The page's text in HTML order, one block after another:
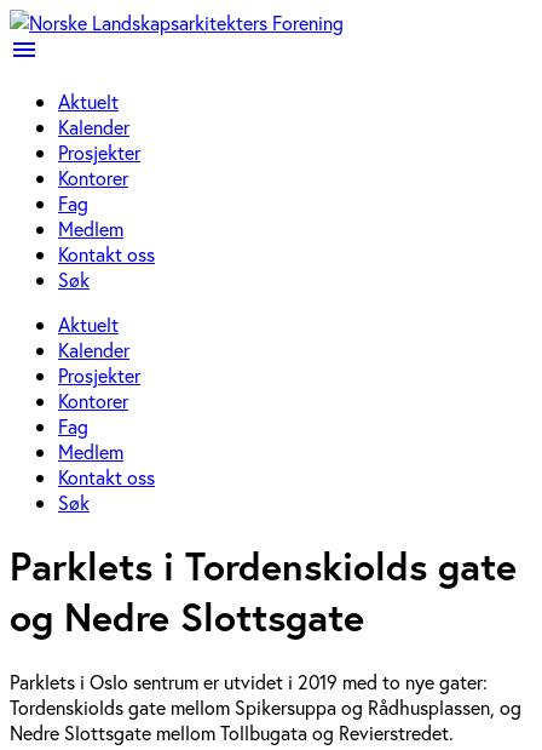
menu
Aktuelt
Kalender
Prosjekter
Kontorer
Fag
Medlem
Kontakt oss
Søk
Aktuelt
Kalender
Prosjekter
Kontorer
Fag
Medlem
Kontakt oss
Søk
Parklets i Tordenskiolds gate
og Nedre Slottsgate
Parklets i Oslo sentrum er utvidet i 2019 med to nye gater:
Tordenskiolds gate mellom Spikersuppa og Rådhusplassen, og
Nedre Slottsgate mellom Tollbugata og Revierstredet.